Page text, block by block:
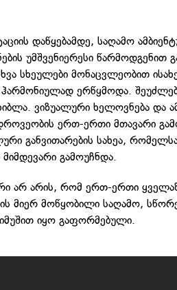
დაწყებამდე, საღამო
უმშვენიერესი წარმოდგენით
სხეულები მონაცვლეობით
ჰარმონიულად ერწყმოდა.
ვიზუალური ხელოვნება და
ერთ-ერთი მთავარი
განვითარების სახეა,
მიმდევარი გამოუჩნდა.
არ არის, რომ ერთ-ერთი
მიერ მოწყობილი საღამო,
იყო გაფორმებული.